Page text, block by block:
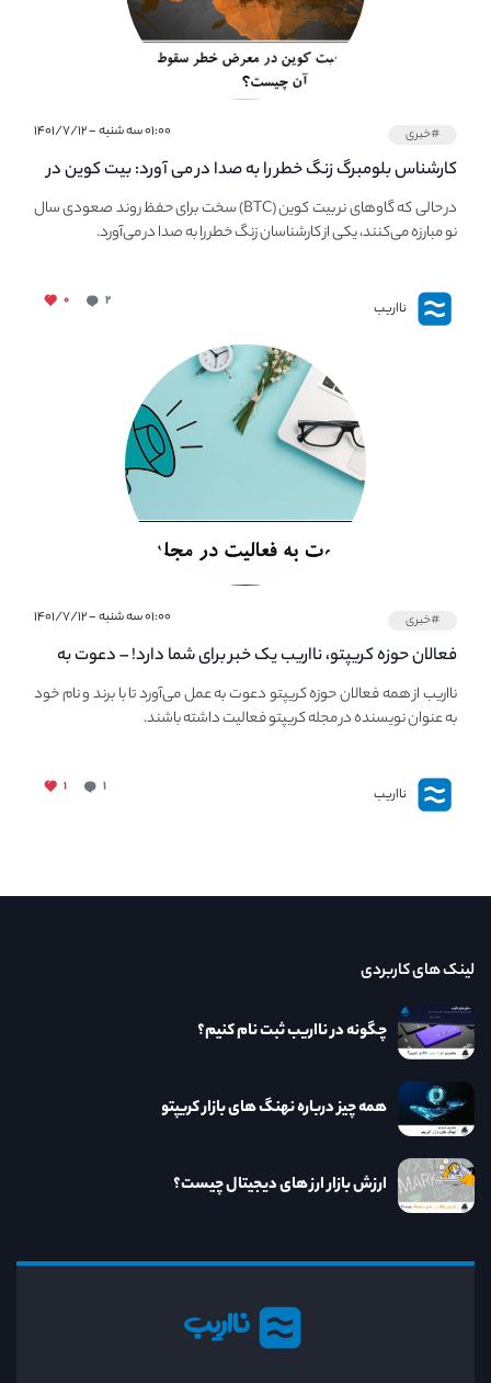
#خبری ۰۱:۰۰ سه شنبه - ۱۴۰۱/۷/۱۲
کارشناس بلومبرگ زنگ خطر را به صدا در می آورد: بیت کوین در
معرض خطر سقوط بزرگ است - دلیل آن چیست؟در حالی که گاوهای نر بیت کوین (BTC) سخت برای حفظ روند صعودی سال
نو مبارزه می‌کنند، یکی از کارشناسان زنگ خطر را به صدا در می‌آورد.
نااریب ۲ ۰
#خبری ۰۱:۰۰ سه شنبه - ۱۴۰۱/۷/۱۲
فعالان حوزه کریپتو، نااریب یک خبر برای شما دارد! – دعوت به
فعالیت در مجله کریپتو
نااریب از همه فعالان حوزه کریپتو دعوت به عمل می‌آورد تا با برند و نام خود
به عنوان نویسنده در مجله کریپتو فعالیت داشته باشند.
نااریب ۱ ۱
نااریب
لینک های کاربردی
چگونه در نااریب ثبت نام کنیم؟
همه چیز درباره نهنگ های بازار کریپتو
ارزش بازار ارز های دیجیتال چیست؟